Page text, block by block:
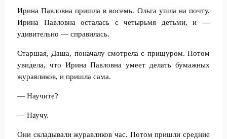
Ирина Павловна пришла в восемь. Ольга ушла на почту.
Ирина Павловна осталась с четырьмя детьми, и —
удивительно — справилась.
Старшая, Даша, поначалу смотрела с прищуром. Потом
увидела, что Ирина Павловна умеет делать бумажных
журавликов, и пришла сама.
— Научите?
— Научу.
Они складывали журавликов час. Потом пришли средние